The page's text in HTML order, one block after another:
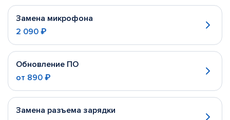
Замена микрофона
2 090 ₽
Обновление ПО
от 890 ₽
Замена разъема зарядки